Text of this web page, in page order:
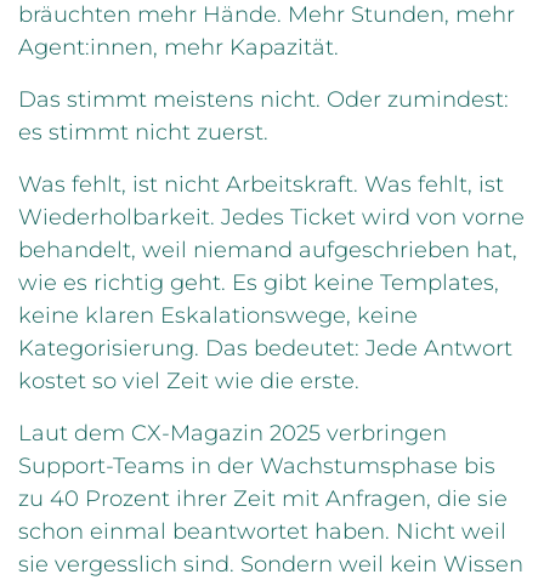
bräuchten mehr Hände. Mehr Stunden, mehr
Agent:innen, mehr Kapazität.
Das stimmt meistens nicht. Oder zumindest:
es stimmt nicht zuerst.
Was fehlt, ist nicht Arbeitskraft. Was fehlt, ist
Wiederholbarkeit. Jedes Ticket wird von vorne
behandelt, weil niemand aufgeschrieben hat,
wie es richtig geht. Es gibt keine Templates,
keine klaren Eskalationswege, keine
Kategorisierung. Das bedeutet: Jede Antwort
kostet so viel Zeit wie die erste.
Laut dem CX-Magazin 2025 verbringen
Support-Teams in der Wachstumsphase bis
zu 40 Prozent ihrer Zeit mit Anfragen, die sie
schon einmal beantwortet haben. Nicht weil
sie vergesslich sind. Sondern weil kein Wissen